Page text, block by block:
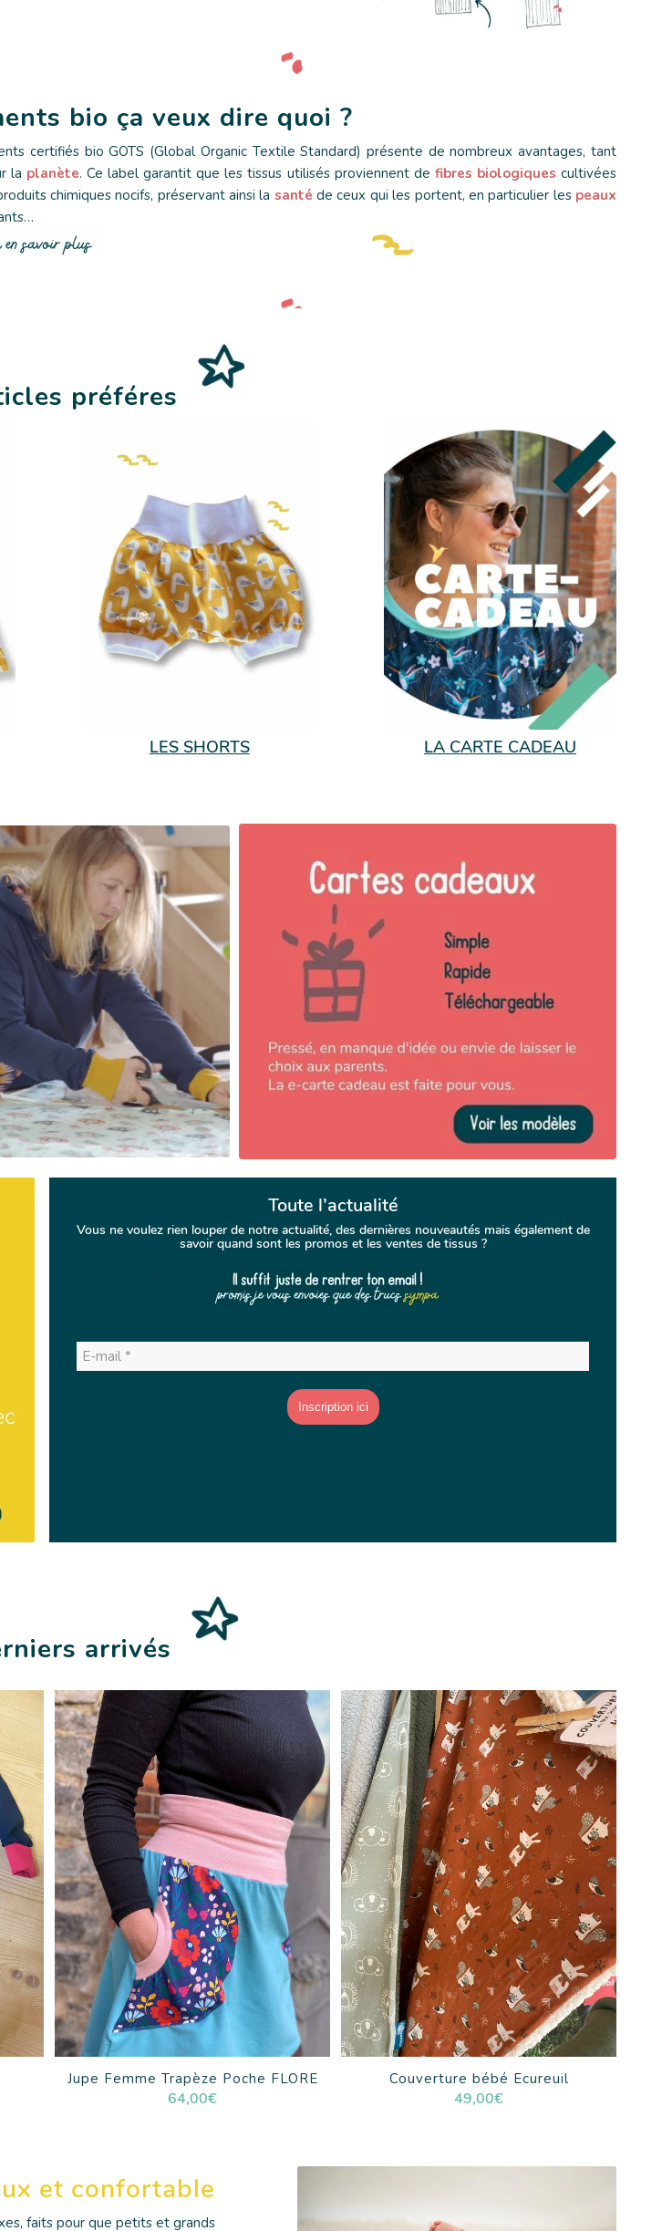
bio ça veux dire quoi ?
certifiés bio GOTS (Global Organic Textile Standard) présente de nombreux avantages, tant
la planète. Ce label garantit que les tissus utilisés proviennent de fibres biologiques cultivées
chimiques nocifs, préservant ainsi la santé de ceux qui les portent, en particulier les peaux
préféres
LES SHORTS LA CARTE CADEAU
Toute l’actualité
Vous ne voulez rien louper de notre actualité, des dernières nouveautés mais également de
savoir quand sont les promos et les ventes de tissus ?
E-mail
*
arrivés
Jupe Femme Trapèze Poche FLORE
64,00€
Couverture bébé Ecureuil
49,00€
et confortable
faits pour que petits et grands